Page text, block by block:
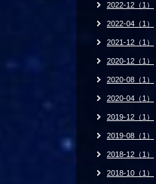
2022-12（1）
2022-04（1）
2021-12（1）
2020-12（1）
2020-08（1）
2020-04（1）
2019-12（1）
2019-08（1）
2018-12（1）
2018-10（1）